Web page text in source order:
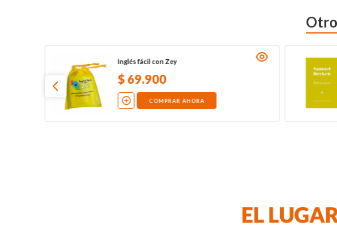
Inglés fácil con Zey
$69.900
COMPRAR AHORA